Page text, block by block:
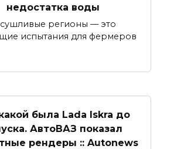
недостатка воды
регионы — это
испытания для фермеров
была Lada Iskra до
АвтоВАЗ показал
рендеры :: Autonews